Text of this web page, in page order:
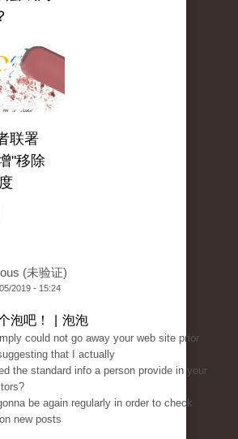
联署
"移除
(未验证)
2019 - 15:24
泡吧！ | 泡泡
could not go away your web site prior
that I actually
the standard info a person provide in your
be again regularly in order to check
new posts